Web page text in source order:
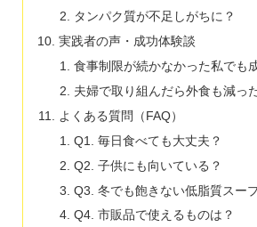
タンパク質が不足しがちに？
実践者の声・成功体験談
食事制限が続かなかった私でも
夫婦で取り組んだら外食も減っ
よくある質問（FAQ）
Q1. 毎日食べても大丈夫？
Q2. 子供にも向いている？
Q3. 冬でも飽きない低脂質スー
Q4. 市販品で使えるものは？